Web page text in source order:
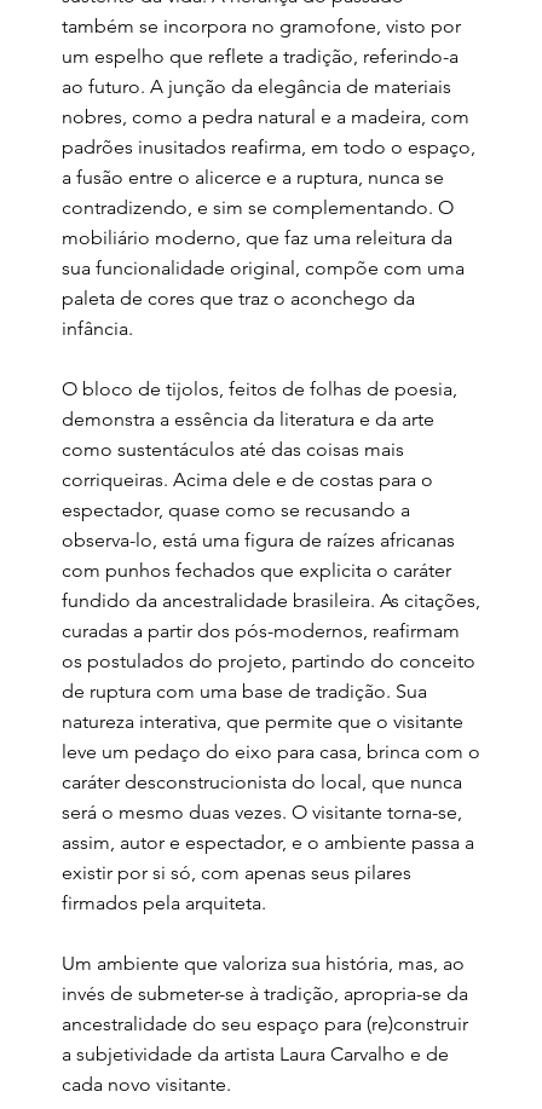
também se incorpora no gramofone, visto por
um espelho que reflete a tradição, referindo-a
ao futuro. A junção da elegância de materiais
nobres, como a pedra natural e a madeira, com
padrões inusitados reafirma, em todo o espaço,
a fusão entre o alicerce e a ruptura, nunca se
contradizendo, e sim se complementando. O
mobiliário moderno, que faz uma releitura da
sua funcionalidade original, compõe com uma
paleta de cores que traz o aconchego da
infância.
O bloco de tijolos, feitos de folhas de poesia,
demonstra a essência da literatura e da arte
como sustentáculos até das coisas mais
corriqueiras. Acima dele e de costas para o
espectador, quase como se recusando a
observa-lo, está uma figura de raízes africanas
com punhos fechados que explicita o caráter
fundido da ancestralidade brasileira. As citações,
curadas a partir dos pós-modernos, reafirmam
os postulados do projeto, partindo do conceito
de ruptura com uma base de tradição. Sua
natureza interativa, que permite que o visitante
leve um pedaço do eixo para casa, brinca com o
caráter desconstrucionista do local, que nunca
será o mesmo duas vezes. O visitante torna-se,
assim, autor e espectador, e o ambiente passa a
existir por si só, com apenas seus pilares
firmados pela arquiteta.
Um ambiente que valoriza sua história, mas, ao
invés de submeter-se à tradição, apropria-se da
ancestralidade do seu espaço para (re)construir
a subjetividade da artista Laura Carvalho e de
cada novo visitante.